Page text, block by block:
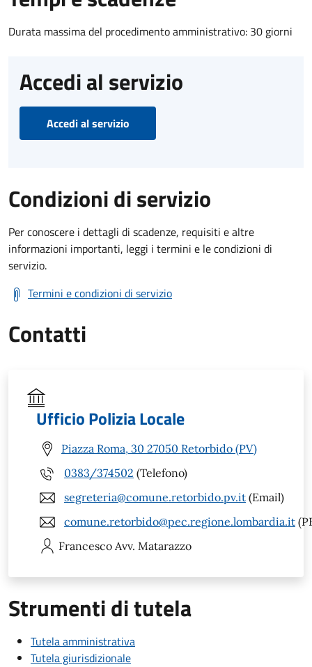
Durata massima del procedimento amministrativo: 30 giorni
Accedi al servizio
Accedi al servizio
Condizioni di servizio
Per conoscere i dettagli di scadenze, requisiti e altre
informazioni importanti, leggi i termini e le condizioni di
servizio.
Termini e condizioni di servizio
Contatti
Ufficio Polizia Locale
Piazza Roma, 30 27050 Retorbido (PV)
0383/374502 (Telefono)
segreteria@comune.retorbido.pv.it (Email)
comune.retorbido@pec.regione.lombardia.it
Francesco Avv. Matarazzo
Strumenti di tutela
Tutela amministrativa
Tutela giurisdizionale